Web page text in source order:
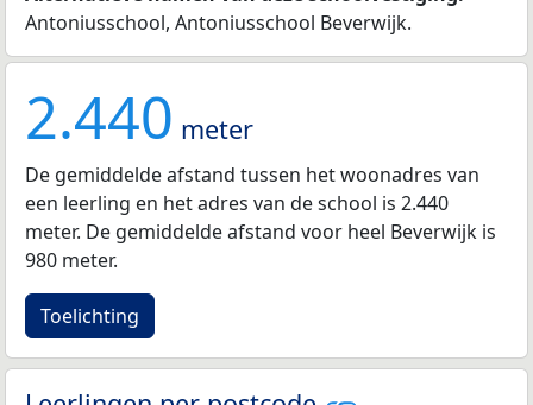
Antoniusschool, Antoniusschool Beverwijk.
2.440 meter
De gemiddelde afstand tussen het woonadres van
een leerling en het adres van de school is 2.440
meter. De gemiddelde afstand voor heel Beverwijk is
980 meter.
Toelichting